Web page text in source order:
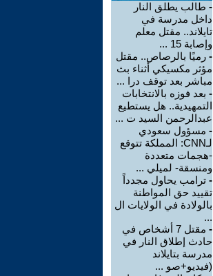
- طالب يطلق النار
داخل مدرسة في
تايلاند.. مقتل معلم
وإصابة 15 ...
- رميًا بالرصاص.. مقتل
مؤثر مكسيكي أثناء بث
مباشر بعد توقف درا ...
- بعد فوزه بالانتخابات
التمهيدية.. هل يستطيع
عبدالرحمن السيد ت ...
- مسؤول سعودي
لـCNN: المملكة تتوقع
-هجمات متعددة
ومنسقة- لميلي ...
- ترامب يحاول مجدداً
تقييد حق المواطنة
بالولادة في الولايات ال
...
-
مقتل 7 أشخاص في
حادث إطلاق النار في
مدرسة بتايلاند
(فيديو+صو ...